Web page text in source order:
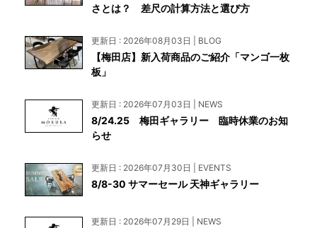
さとは？ 差尺の計算方法と選び方
更新日 : 2026年08月03日 | BLOG
【梅田店】新入荷商品のご紹介「マンゴ一枚
板」
更新日 : 2026年07月03日 | NEWS
8/24.25 梅田ギャラリー 臨時休業のお知
らせ
更新日 : 2026年07月30日 | EVENTS
8/8-30 サマーセール 天神ギャラリー
更新日 : 2026年07月29日 | NEWS